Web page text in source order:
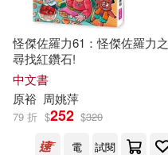
怪傑佐羅力61：怪傑佐羅力之
尋找紅鑽石!
中文書
原裕 周姚萍
79 折 $252 $320
電
試閱